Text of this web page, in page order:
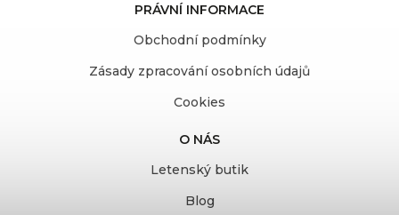
PRÁVNÍ INFORMACE
Obchodní podmínky
Zásady zpracování osobních údajů
Cookies
O NÁS
Letenský butik
Blog